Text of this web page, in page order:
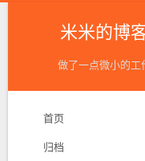
米米的博
做了一点微小的工
首页
归档